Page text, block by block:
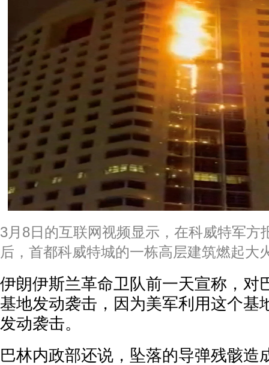
3月8日的互联网视频显示，在科威特军方
后，首都科威特城的一栋高层建筑燃起大
伊朗伊斯兰革命卫队前一天宣称，对
基地发动袭击，因为美军利用这个基
发动袭击。
巴林内政部还说，坠落的导弹残骸造